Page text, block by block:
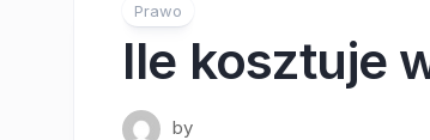
Prawo
Ile kosztuje
by